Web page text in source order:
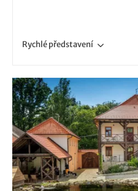
Rychlépředstavení